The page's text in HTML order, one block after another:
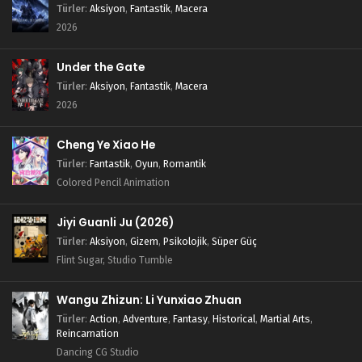
Türler: Aksiyon, Fantastik, Macera
2026
Under the Gate
Türler: Aksiyon, Fantastik, Macera
2026
Cheng Ye Xiao He
Türler: Fantastik, Oyun, Romantik
Colored Pencil Animation
Jiyi Guanli Ju (2026)
Türler: Aksiyon, Gizem, Psikolojik, Süper Güç
Flint Sugar, Studio Tumble
Wangu Zhizun: Li Yunxiao Zhuan
Türler: Action, Adventure, Fantasy, Historical, Martial Arts,
Reincarnation
Dancing CG Studio